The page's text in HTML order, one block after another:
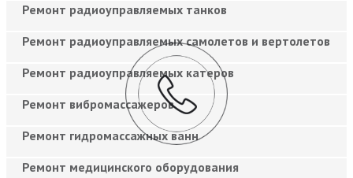
Ремонт радиоуправляемых танков
Ремонт радиоуправляемых самолетов и вертолетов
Ремонт радиоуправляемых катеров
Ремонт вибромассажеров
Ремонт гидромассажных ванн
Ремонт медицинского оборудования